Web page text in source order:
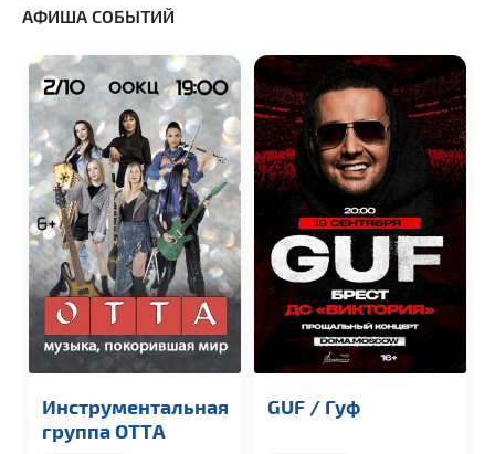
АФИША СОБЫТИЙ
Инструментальная
группа OTTА
GUF / Гуф